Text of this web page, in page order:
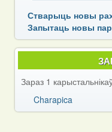
Стварыць новы
Запытаць новы
Зараз 1
Charapica